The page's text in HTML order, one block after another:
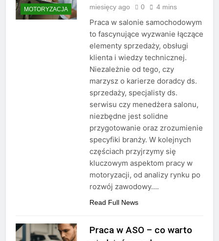
MOTORYZACJA
miesięcy ago
0 4 mins
Praca w salonie samochodowym
to fascynujące wyzwanie łączące
elementy sprzedaży, obsługi
klienta i wiedzy technicznej.
Niezależnie od tego, czy
marzysz o karierze doradcy ds.
sprzedaży, specjalisty ds.
serwisu czy menedżera salonu,
niezbędne jest solidne
przygotowanie oraz zrozumienie
specyfiki branży. W kolejnych
częściach przyjrzymy się
kluczowym aspektom pracy w
motoryzacji, od analizy rynku po
rozwój zawodowy….
Read Full News
Praca w ASO – co warto